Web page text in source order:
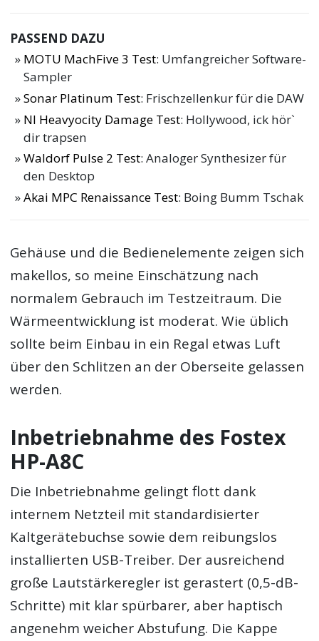
PASSEND DAZU
MOTU MachFive 3 Test: Umfangreicher Software-
Sampler
Sonar Platinum Test: Frischzellenkur für die DAW
NI Heavyocity Damage Test: Hollywood, ick hör`
dir trapsen
Waldorf Pulse 2 Test: Analoger Synthesizer für
den Desktop
Akai MPC Renaissance Test: Boing Bumm Tschak
Gehäuse und die Bedienelemente zeigen sich
makellos, so meine Einschätzung nach
normalem Gebrauch im Testzeitraum. Die
Wärmeentwicklung ist moderat. Wie üblich
sollte beim Einbau in ein Regal etwas Luft
über den Schlitzen an der Oberseite gelassen
werden.
Inbetriebnahme des Fostex
HP-A8C
Die Inbetriebnahme gelingt flott dank
internem Netzteil mit standardisierter
Kaltgerätebuchse sowie dem reibungslos
installierten USB-Treiber. Der ausreichend
große Lautstärkeregler ist gerastert (0,5-dB-
Schritte) mit klar spürbarer, aber haptisch
angenehm weicher Abstufung. Die Kappe